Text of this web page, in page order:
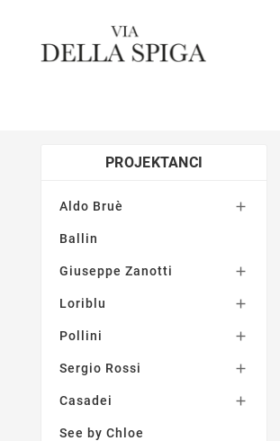
PROJEKTANCI
Aldo Bruè 
Ballin
Giuseppe Zanotti 
Loriblu 
Pollini 
Sergio Rossi 
Casadei 
See by Chloe